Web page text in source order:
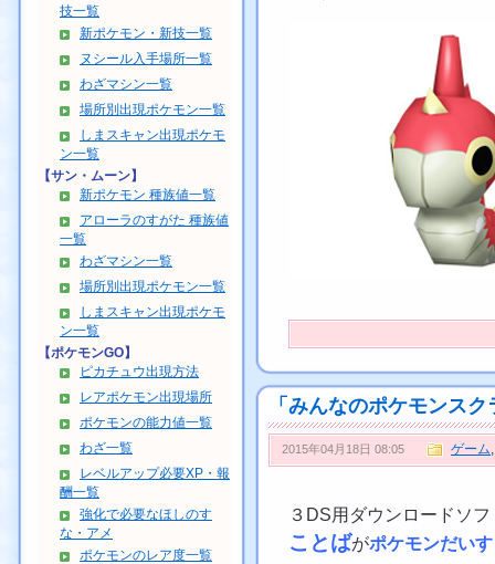
技一覧
新ポケモン・新技一覧
ヌシール入手場所一覧
わざマシン一覧
場所別出現ポケモン一覧
しまスキャン出現ポケモ
ン一覧
【サン・ムーン】
新ポケモン 種族値一覧
アローラのすがた 種族値
一覧
わざマシン一覧
場所別出現ポケモン一覧
しまスキャン出現ポケモ
ン一覧
【ポケモンGO】
ピカチュウ出現方法
レアポケモン出現場所
ポケモンの能力値一覧
わざ一覧
レベルアップ必要XP・報
酬一覧
強化で必要なほしのす
な・アメ
ポケモンのレア度一覧
「みんなのポケモンス
2015年04月18日 08:05 ゲーム
３DS用ダウンロードソフ
ことばがポケモンだい